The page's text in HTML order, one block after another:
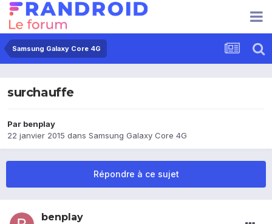
Samsung Galaxy Core 4G
surchauffe
Par benplay
22 janvier 2015 dans Samsung Galaxy Core 4G
Répondre à ce sujet
benplay